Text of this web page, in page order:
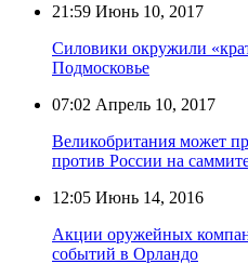
21:59 Июнь 10, 2017
Силовики окружили
Подмосковье
07:02 Апрель 10, 2017
Великобритания может
против России на
12:05 Июнь 14, 2016
Акции оружейных
событий в Орландо